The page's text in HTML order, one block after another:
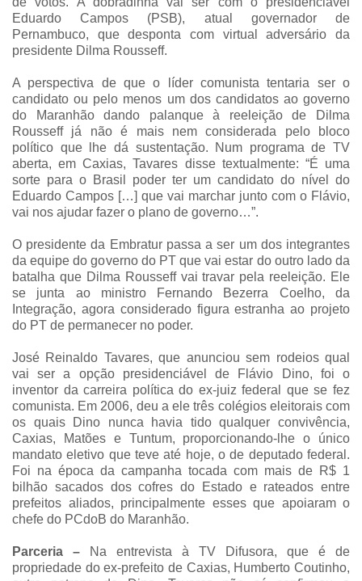
Eduardo Campos (PSB), atual governador de
Pernambuco, que desponta com virtual adversário da
presidente Dilma Rousseff.
A perspectiva de que o líder comunista tentaria ser o
candidato ou pelo menos um dos candidatos ao governo
do Maranhão dando palanque à reeleição de Dilma
Rousseff já não é mais nem considerada pelo bloco
político que lhe dá sustentação. Num programa de TV
aberta, em Caxias, Tavares disse textualmente: “É uma
sorte para o Brasil poder ter um candidato do nível do
Eduardo Campos […] que vai marchar junto com o Flávio,
vai nos ajudar fazer o plano de governo…”.
O presidente da Embratur passa a ser um dos integrantes
da equipe do governo do PT que vai estar do outro lado da
batalha que Dilma Rousseff vai travar pela reeleição. Ele
se junta ao ministro Fernando Bezerra Coelho, da
Integração, agora considerado figura estranha ao projeto
do PT de permanecer no poder.
José Reinaldo Tavares, que anunciou sem rodeios qual
vai ser a opção presidenciável de Flávio Dino, foi o
inventor da carreira política do ex-juiz federal que se fez
comunista. Em 2006, deu a ele três colégios eleitorais com
os quais Dino nunca havia tido qualquer convivência,
Caxias, Matões e Tuntum, proporcionando-lhe o único
mandato eletivo que teve até hoje, o de deputado federal.
Foi na época da campanha tocada com mais de R$ 1
bilhão sacados dos cofres do Estado e rateados entre
prefeitos aliados, principalmente esses que apoiaram o
chefe do PCdoB do Maranhão.
Parceria –
Na entrevista à TV Difusora, que é de
propriedade do ex-prefeito de Caxias, Humberto Coutinho,